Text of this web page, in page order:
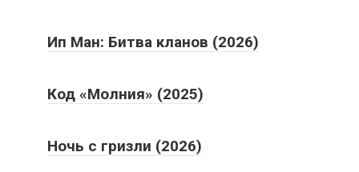
Ип Ман: Битва кланов (2026)
Код «Молния» (2025)
Ночь с гризли (2026)